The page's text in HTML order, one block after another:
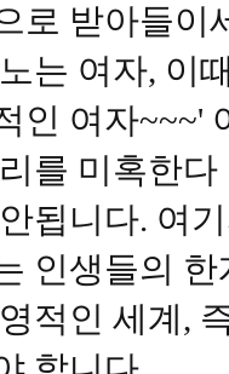
로 받아들이
는 여자, 이
인 여자~~~'
를 미혹한
됩니다. 여
인생들의
적인 세계,